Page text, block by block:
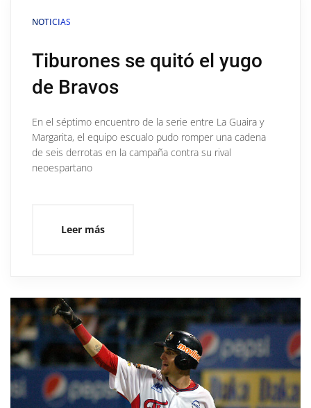
NOTICIAS
Tiburones se quitó el yugo
de Bravos
En el séptimo encuentro de la serie entre La Guaira y
Margarita, el equipo escualo pudo romper una cadena
de seis derrotas en la campaña contra su rival
neoespartano
Leer más